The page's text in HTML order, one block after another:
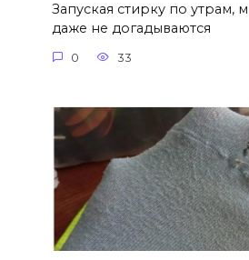
Запуская стирку по утрам,
даже не догадываются
0 33